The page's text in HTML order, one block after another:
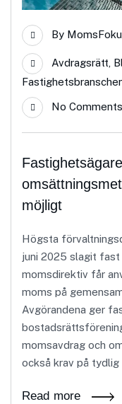
By
Avdragsrätt,
No Comments
möjligt
Högsta
juni 2025 slagit
momsdirektiv får
moms på
Avgörandena ger
momsavdrag och
också krav på
Read more